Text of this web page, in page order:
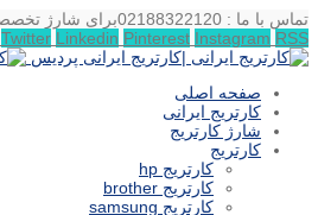
تماس با ما : 02188322120
برای شارژ
Twitter Linkedin Pinterest Instagram RSS
صفحه اصلی
کارتریج ایرانی
شارژ کارتریج
کارتریج
کارتریج hp
کارتریج brother
کارتریج samsung